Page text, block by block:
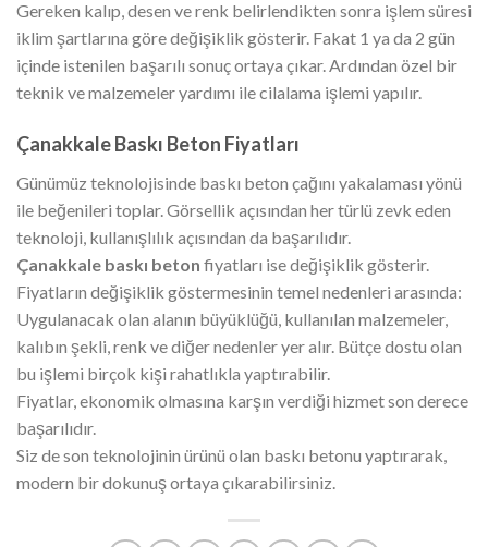
Gereken kalıp, desen ve renk belirlendikten sonra işlem süresi
iklim şartlarına göre değişiklik gösterir. Fakat 1 ya da 2 gün
içinde istenilen başarılı sonuç ortaya çıkar. Ardından özel bir
teknik ve malzemeler yardımı ile cilalama işlemi yapılır.
Çanakkale Baskı Beton Fiyatları
Günümüz teknolojisinde baskı beton çağını yakalaması yönü
ile beğenileri toplar. Görsellik açısından her türlü zevk eden
teknoloji, kullanışlılık açısından da başarılıdır.
Çanakkale baskı beton fiyatları ise değişiklik gösterir.
Fiyatların değişiklik göstermesinin temel nedenleri arasında:
Uygulanacak olan alanın büyüklüğü, kullanılan malzemeler,
kalıbın şekli, renk ve diğer nedenler yer alır. Bütçe dostu olan
bu işlemi birçok kişi rahatlıkla yaptırabilir.
Fiyatlar, ekonomik olmasına karşın verdiği hizmet son derece
başarılıdır.
Siz de son teknolojinin ürünü olan baskı betonu yaptırarak,
modern bir dokunuş ortaya çıkarabilirsiniz.